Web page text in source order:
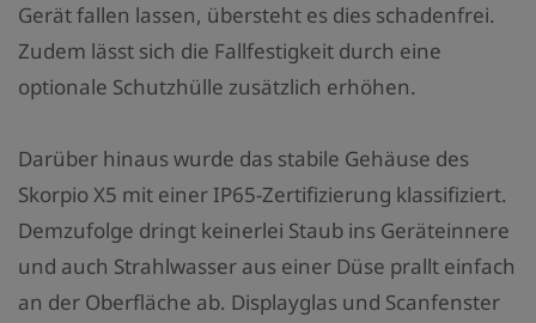
Gerät fallen lassen, übersteht es dies schadenfrei.
Zudem lässt sich die Fallfestigkeit durch eine
optionale Schutzhülle zusätzlich erhöhen.
Darüber hinaus wurde das stabile Gehäuse des
Skorpio X5 mit einer IP65-Zertifizierung klassifiziert.
Demzufolge dringt keinerlei Staub ins Geräteinnere
und auch Strahlwasser aus einer Düse prallt einfach
an der Oberfläche ab. Displayglas und Scanfenster